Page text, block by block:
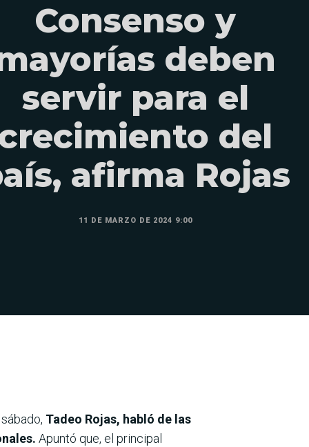
Consenso y
deben
servir para el
del
afirma Rojas
11 DE MARZO DE 2024 9:00
Tadeo Rojas, habló de las
Apuntó que, el principal